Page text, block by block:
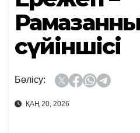
Рамазанның
сүйіншісі
Бөлісу:
ҚАҢ 20, 2026